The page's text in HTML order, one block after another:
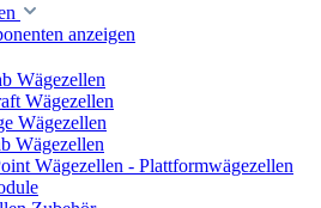
anzeigen
Wägezellen
Wägezellen
Wägezellen
Wägezellen
Wägezellen - Plattformwägezellen